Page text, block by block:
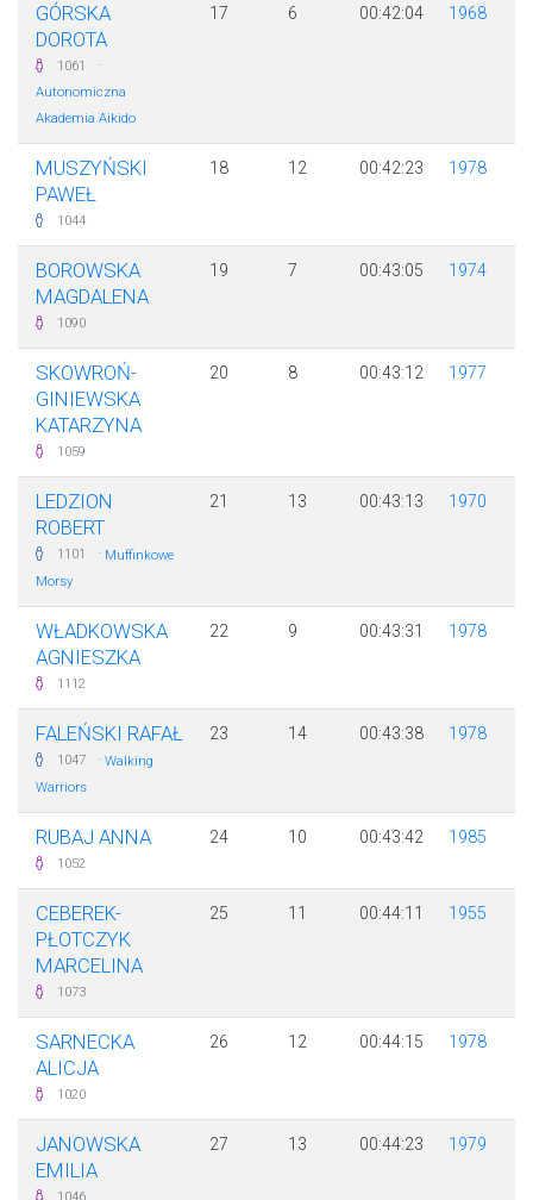
GÓRSKA
DOROTA
1061 ·
Autonomiczna
Akademia Aikido
17 6 00:42:04 1968
MUSZYŃSKI
PAWEŁ
1044
18 12 00:42:23 1978
BOROWSKA
MAGDALENA
1090
19 7 00:43:05 1974
SKOWROŃ-
GINIEWSKA
KATARZYNA
1059
20 8 00:43:12 1977
LEDZION
ROBERT
1101 · Muffinkowe
Morsy
21 13 00:43:13 1970
WŁADKOWSKA
AGNIESZKA
1112
22 9 00:43:31 1978
FALEŃSKI RAFAŁ
1047 · Walking
Warriors
23 14 00:43:38 1978
RUBAJ ANNA
1052
24 10 00:43:42 1985
CEBEREK-
PŁOTCZYK
MARCELINA
1073
25 11 00:44:11 1955
SARNECKA
ALICJA
1020
26 12 00:44:15 1978
JANOWSKA
EMILIA
27 13 00:44:23 1979